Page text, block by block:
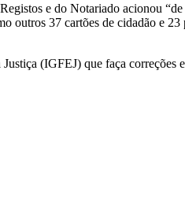
e do Notariado acionou
outros 37 cartões de cidadão e 23
(IGFEJ) que faça correções